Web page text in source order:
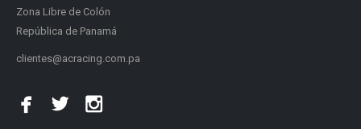
Zona Libre de Colón
República de Panamá
clientes@acracing.com.pa